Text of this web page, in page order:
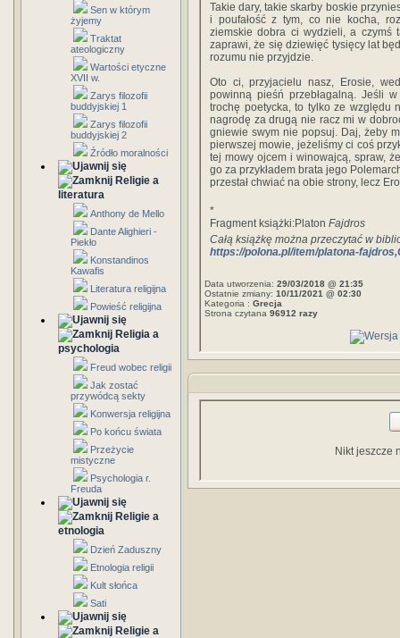
Sen w którym
żyjemy
Traktat
ateologiczny
Wartości etyczne
XVII w.
Zarys filozofii
buddyjskiej 1
Zarys filozofii
buddyjskiej 2
Źródło moralności
Religie a
literatura
Anthony de Mello
Dante Alighieri -
Piekło
Konstandinos
Kawafis
Literatura religijna
Powieść religijna
Religia a
psychologia
Freud wobec religii
Jak zostać
przywódcą sekty
Konwersja religijna
Po końcu świata
Przeżycie
mistyczne
Psychologia r.
Freuda
Religie a
etnologia
Dzień Zaduszny
Etnologia religii
Kult słońca
Sati
Religie a
Takie dary, takie skarby boskie
i poufałość z tym, co nie kocha,
ziemskie dobra ci wydzieli, a czymś
zaprawi, że się dziewięć tysięcy lat
rozumu nie przyjdzie.
Oto ci, przyjacielu nasz, Erosie,
powinną pieśń przebłagalną. Jeśli
trochę poetycka, to tylko ze względu
nagrodę za drugą nie racz mi w
gniewie swym nie popsuj. Daj, żeby
pierwszej mowie, jeżeliśmy ci coś
tej mowy ojcem i winowajcą, spraw,
go za przykładem brata jego
przestał chwiać na obie strony, lecz
*
Fragment książki:Platon Fajdros
Całą książkę można przeczytać w
https://polona.pl/item/platona-
Data utworzenia: 29/03/2018 @ 21:35
Ostatnie zmiany: 10/11/2021 @ 02:30
Kategoria : Grecja
Strona czytana 96912 razy
Nikt jeszcze